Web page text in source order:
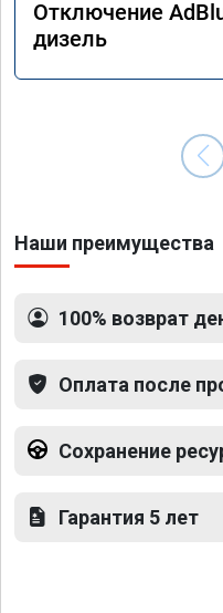
Отключение
дизель
Наши преимущества
100% возврат
Оплата после
Сохранение
Гарантия 5 лет